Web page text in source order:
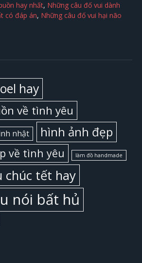
hay nhất, Những câu đố vui dành
có đáp án, Những câu đố vui hại não
hay
về tình yêu
nhật hình ảnh đẹp
về tình yêu làm đồ handmade
chúc tết hay
nói bất hủ